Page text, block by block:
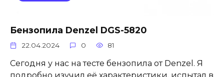
Бензопила Denzel DGS-5820
22.04.2024 0 81
Сегодня у нас на тесте бензопила от Denzel. Я
подробно изучил её характеристики, испытал в